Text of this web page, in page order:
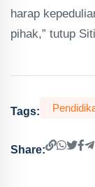
harap
pihak,” tutup
Tags:
Share: